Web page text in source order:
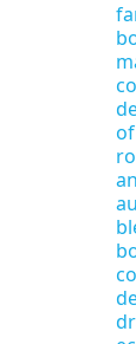
of